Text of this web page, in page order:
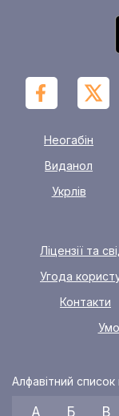
Неогабін
Виданол
Укрлів
Ліцензії та
Угода
Контакти
Алфавітний список
А Б В